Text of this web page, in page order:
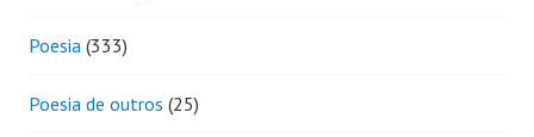
Poesia (333)
Poesia de outros (25)